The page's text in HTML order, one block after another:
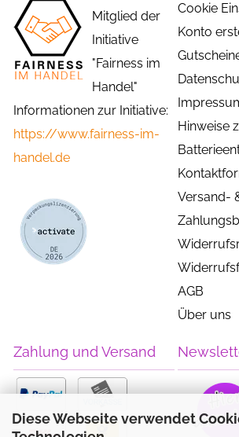
Diese Webseite verwendet
Mitglied der
Initiative
"Fairness im
Handel"
Informationen zur Initiative:
https://www.fairness-im-
handel.de
Cookie
Konto
Hinweise
Versand-
AGB
Über uns
Zahlung und Versand